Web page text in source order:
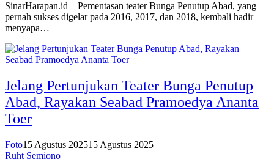
SinarHarapan.id – Pementasan teater Bunga Penutup Abad, yang
pernah sukses digelar pada 2016, 2017, dan 2018, kembali hadir
menyapa…
Jelang Pertunjukan Teater Bunga Penutup
Abad, Rayakan Seabad Pramoedya Ananta
Toer
Foto15 Agustus 202515 Agustus 2025
Ruht Semiono